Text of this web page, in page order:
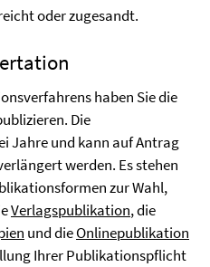
oder zugesandt.
haben Sie die
Die
Jahre und kann auf Antrag
werden. Es stehen
zur Wahl,
Verlagspublikation, die
und dieOnlinepublikation
Ihrer Publikationspflicht